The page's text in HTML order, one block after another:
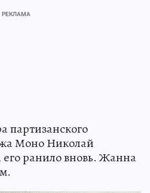
партизанского
Моно Николай
его ранило вновь. Жанна